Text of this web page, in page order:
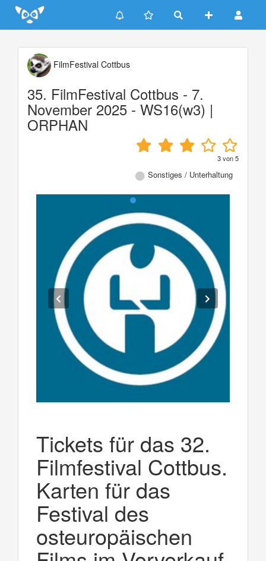
Update cookies preferences
FilmFestival Cottbus
35. FilmFestival Cottbus - 7.
November 2025 - WS16(w3) |
ORPHAN
3von5
Sonstiges / Unterhaltung
Tickets für das 32.
Filmfestival Cottbus.
Karten für das
Festival des
osteuropäischen